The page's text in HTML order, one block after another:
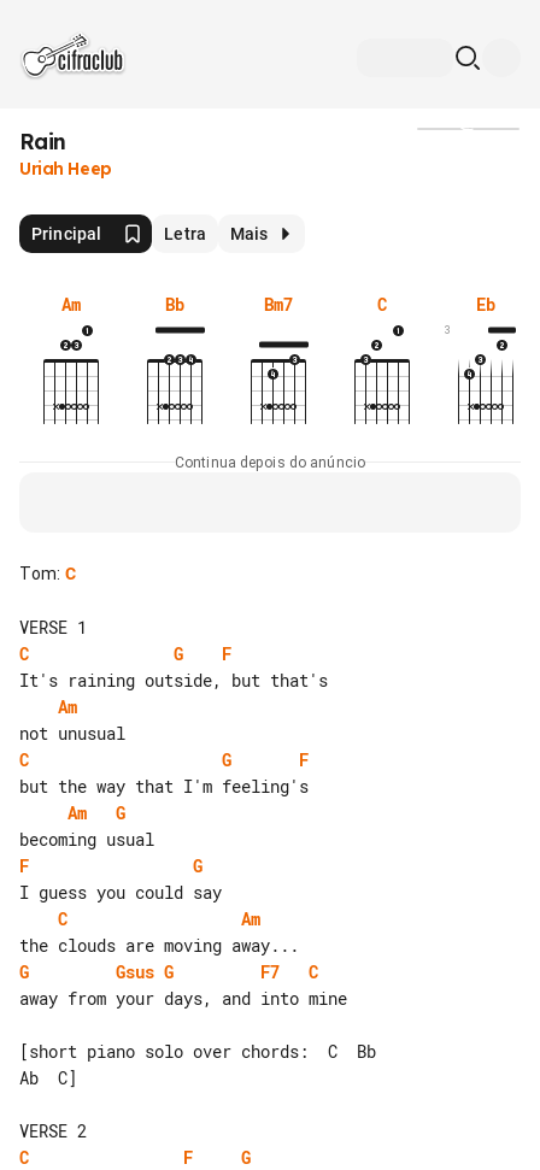
Rain
Uriah Heep
Principal Letra Mais
Am Bb Bm7 C Eb
3
Continua depois do anúncio
Tom: C
C
G
F
Am
C
G
F
Am
G
F
G
C
Am
G
Gsus G F7
C
away from your days, and into mine
[short piano solo over chords:  C  Bb
Ab  C]
C
F
G